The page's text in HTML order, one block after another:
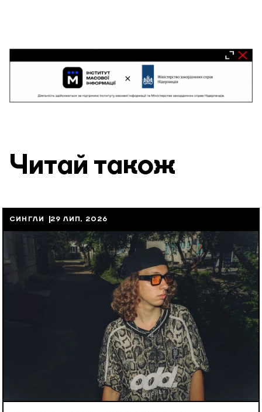
Читай також
СИНГЛИ 29 ЛИП, 2026